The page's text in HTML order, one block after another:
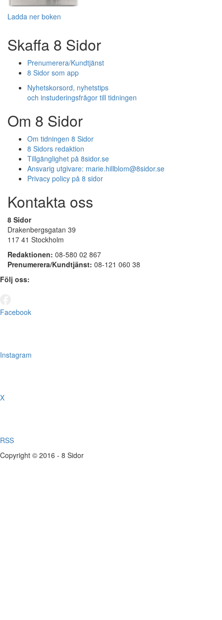
Ladda ner boken
Skaffa 8 Sidor
Prenumerera/Kundtjänst
8 Sidor som app
Nyhetskorsord, nyhetstips
och instuderingsfrågor till tidningen
Om 8 Sidor
Om tidningen 8 Sidor
8 Sidors redaktion
Tillgänglighet på 8sidor.se
Ansvarig utgivare: marie.hillblom@8sidor.se
Privacy policy på 8 sidor
Kontakta oss
8 Sidor
Drakenbergsgatan 39
117 41 Stockholm
Redaktionen: 08-580 02 867
Prenumerera/Kundtjänst: 08-121 060 38
Följ oss:
Facebook
Instagram
X
RSS
Copyright © 2016 - 8 Sidor